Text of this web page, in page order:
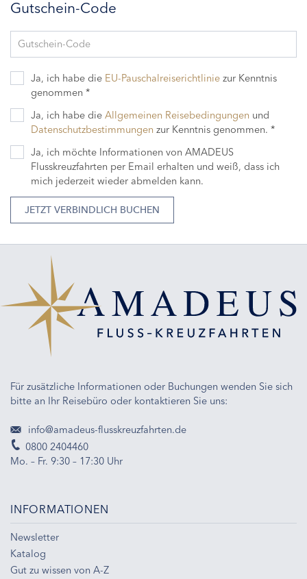
Gutschein-Code
Gutschein-Code
Ja, ich habe die EU-Pauschalreiserichtlinie zur Kenntnis
genommen *
Ja, ich habe die Allgemeinen Reisebedingungen und
Datenschutzbestimmungen zur Kenntnis genommen. *
Ja, ich möchte Informationen von AMADEUS
Flusskreuzfahrten per Email erhalten und weiß, dass ich
mich jederzeit wieder abmelden kann.
JETZT VERBINDLICH BUCHEN
Für zusätzliche Informationen oder Buchungen wenden Sie sich
bitte an Ihr Reisebüro oder kontaktieren Sie uns:
info@amadeus-flusskreuzfahrten.de
0800 2404460
Mo. – Fr. 9:30 – 17:30 Uhr
INFORMATIONEN
Newsletter
Katalog
Gut zu wissen von A-Z